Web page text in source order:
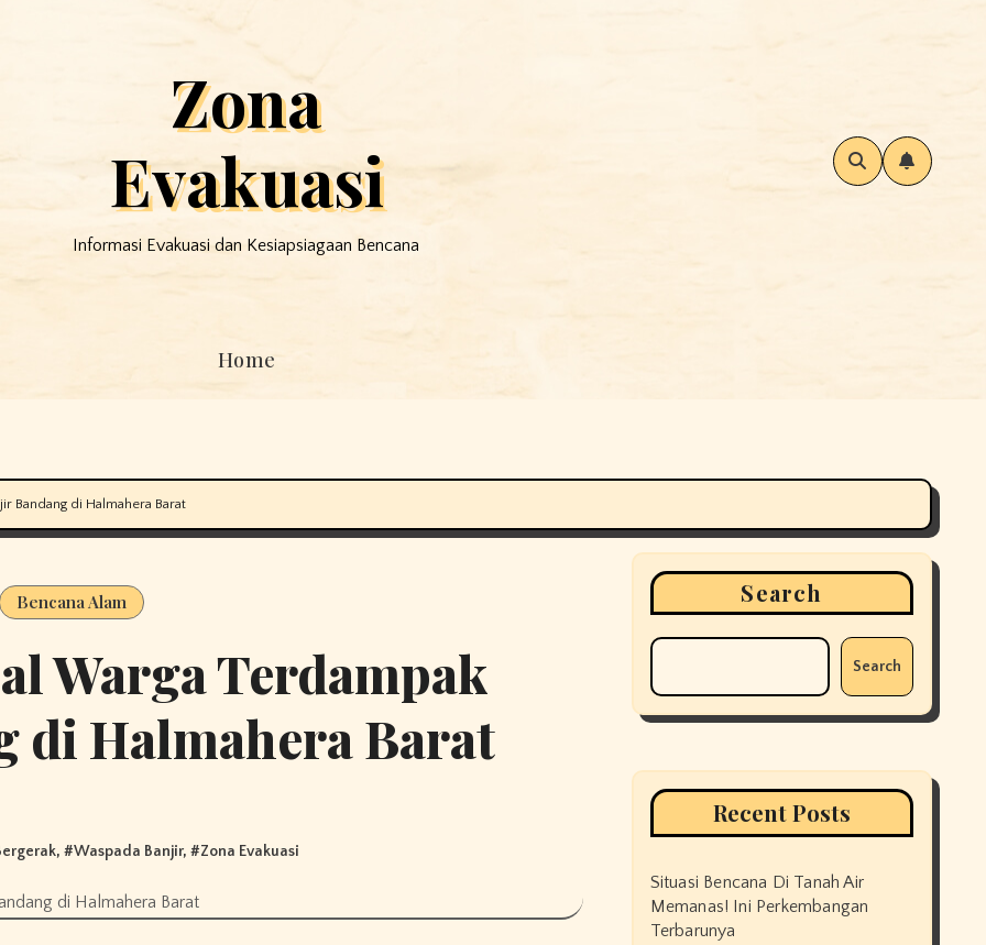
Zona
Evakuasi
Informasi Evakuasi dan Kesiapsiagaan Bencana
Home
Bandang di Halmahera Barat
Bencana Alam
Warga Terdampak
di Halmahera Barat
, #Waspada Banjir, #Zona Evakuasi
di Halmahera Barat
Search
Search
Recent Posts
Situasi Bencana Di Tanah Air
Memanas! Ini Perkembangan
Terbarunya